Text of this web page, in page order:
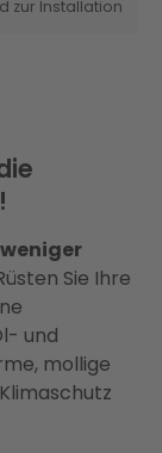
zur Installation
Sie Ihre
und
mollige